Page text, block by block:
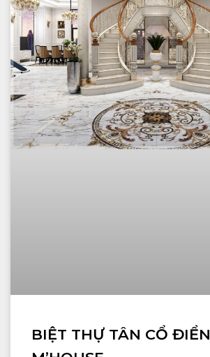
BIỆT THỰ TÂN CỔ ĐIỂN